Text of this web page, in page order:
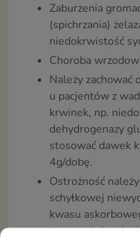
Zaburzenia
(spichrzania)
niedokrwistość
Choroba
Należy zachować
u pacjentów z
krwinek, np.
dehydrogenazy
stosować dawek
4g/dobę.
Ostrożność
schyłkowej
kwasu
tworzenia